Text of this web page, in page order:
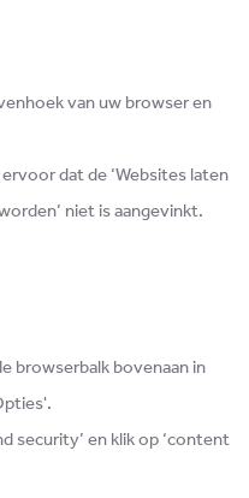
van uw browser en
dat de ‘Websites laten
niet is aangevinkt.
browserbalk bovenaan in
security’ en klik op ‘content